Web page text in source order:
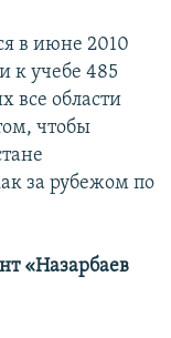
в июне 2010
к учебе 485
все области
чтобы
за рубежом по
«Назарбаев